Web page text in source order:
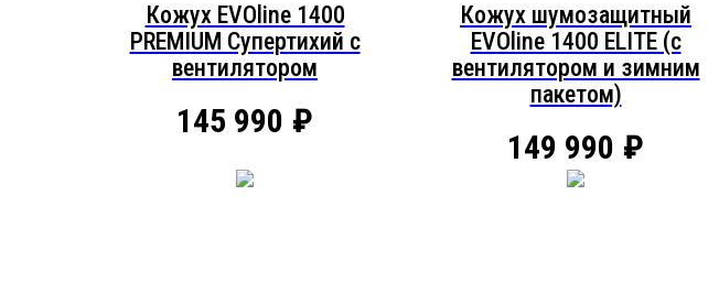
Кожух EVOline 1400
PREMIUM Супертихий c
вентилятором
145 990 ₽
Кожух шумозащитный
EVOline 1400 ELITE (c
вентилятором и зимним
пакетом)
149 990 ₽